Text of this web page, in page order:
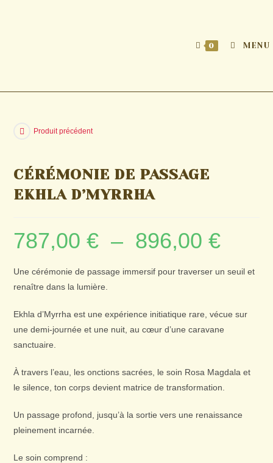
0 MENU
Produit précédent
CÉRÉMONIE DE PASSAGE
EKHLA D’MYRRHA
787,00€ – 896,00€
Une cérémonie de passage immersif pour traverser un seuil et
renaître dans la lumière.
Ekhla d’Myrrha est une expérience initiatique rare, vécue sur
une demi-journée et une nuit, au cœur d’une caravane
sanctuaire.
À travers l’eau, les onctions sacrées, le soin Rosa Magdala et
le silence, ton corps devient matrice de transformation.
Un passage profond, jusqu’à la sortie vers une renaissance
pleinement incarnée.
Le soin comprend :